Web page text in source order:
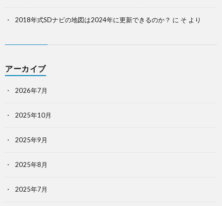
2018年式SDナビの地図は2024年に更新できるのか？ に そ より
アーカイブ
2026年7月
2025年10月
2025年9月
2025年8月
2025年7月